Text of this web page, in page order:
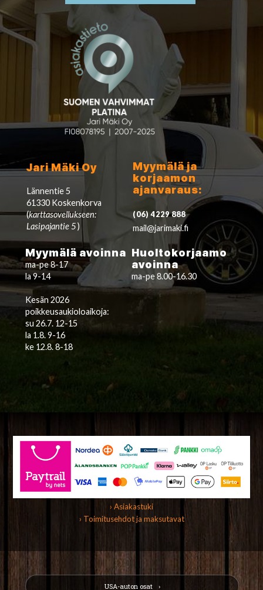
Jari Mäki Oy
Lännentie 5
61330 Koskenkorva
(karttasovellukseen:
Lasipajantie 5)
Myymälä ja
korjaamon
ajanvaraus:
(06) 4229 888
mail@jarimaki.fi
Myymälä avoinna
ma-pe 8-17
la 9-14
Kesän 2026
poikkeusaukioloaikoja:
su 26.7. 12-15
la 1.8. 9-16
ke 12.8. 8-18
Huoltokorjaamo
avoinna
ma-pe 8.00-16.30
› Asiakastuki
› Toimitusehdot ja maksutavat
USA-auton osat